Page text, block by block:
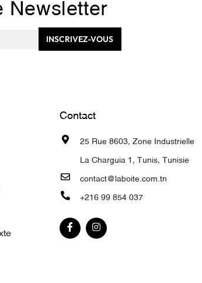
Newsletter
INSCRIVEZ-VOUS
Contact
25 Rue 8603, Zone Industrielle
La Charguia 1, Tunis, Tunisie
contact@laboite.com.tn
+216 99 854 037